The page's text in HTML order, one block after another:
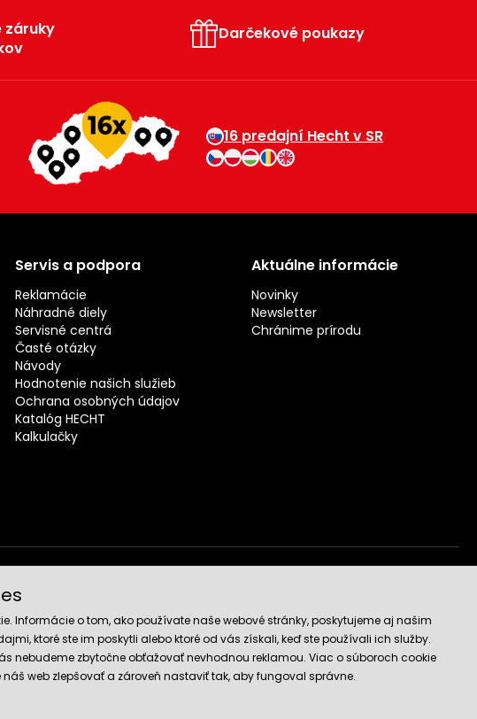
záruky
Darčekové poukazy
16 predajní Hecht v SR
Servis a podpora
Reklamácie
Náhradné diely
Servisné centrá
Časté otázky
Návody
Hodnotenie našich služieb
Ochrana osobných údajov
Katalóg HECHT
Kalkulačky
Aktuálne informácie
Novinky
Newsletter
Chránime prírodu
Spoľahlivý obchod
o tom, ako používate naše webové stránky, poskytujeme aj našim
ktoré ste im poskytli alebo ktoré od vás získali, keď ste používali ich služby.
nebudeme zbytočne obťažovať nevhodnou reklamou. Viac o súboroch cookie
web zlepšovať a zároveň nastaviť tak, aby fungoval správne.